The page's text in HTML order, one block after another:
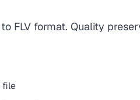
FLV format. Quality
file